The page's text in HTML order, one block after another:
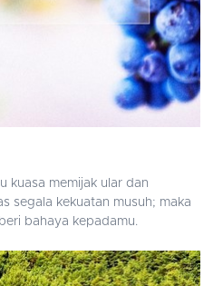
kuasa memijak ular dan
segala kekuatan musuh; maka
bahaya kepadamu.